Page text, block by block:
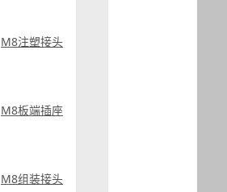
M8注塑接头
M8板端插座
M8组装接头